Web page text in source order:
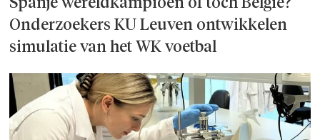
Spanje wereld­kampioen of toch België?
Onderzoek­ers KU Leuven ontwikkelen
simulatie van het WK voetbal